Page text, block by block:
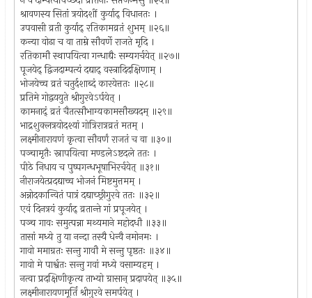
श्रावणस्य सितां त्रयोदशीं कुर्याद् विधानतः ।
उपवासी व्रती कुर्याद् रतिकामव्रतं शुभम् ॥२६॥
कन्या वोढा च वा ताम्रे सौवर्णे राजते मृदि ।
रतिकामौ स्थापयित्वा गन्धाद्यैः सम्यगर्चयेत् ॥२७॥
पूजयेद् द्विजदाम्पत्यं दद्याद् वस्त्रादिदक्षिणाम् ।
भोजयेच्च व्रतं चतुर्दशाब्दं कारयेत्ततः ॥२८॥
प्रतिमे गोद्वययुते श्रीगुरवेऽर्पयेत् ।
कामनाद्ं व्रतं चैतत्सौभाग्यकामसौख्यदम् ॥२९॥
भाद्रशुक्लत्रयोदश्यां गोत्रिरात्रव्रतं मतम् ।
लक्ष्मीनारायणं कृत्वा सौवर्णं राजतं च वा ॥३०॥
पञ्चामृतैः स्नापयित्वा मण्डलेऽष्टदले ततः ।
पीठे निधाय च पुष्पगन्धभूषाभिरर्चयेत् ॥३१॥
नीराजयेत्प्रदद्याच्च भोजनं मिष्टमुत्तमम् ।
अन्नोदकान्वितं पात्रं दद्याच्छ्रीगुरवे ततः ॥३२॥
एवं दिनत्रयं कुर्याद् व्रतान्ते गां प्रपूजयेत् ।
पञ्च गावः समुत्पन्ना मथ्यमाने महोदधौ ॥३३॥
तासां मध्ये तु या नन्दा तस्यै धेन्वै नमोनमः ।
गावो ममाग्रतः सन्तु गावौ मे सन्तु पृष्ठतः ॥३४॥
गावो मे पार्श्वतः सन्तु गवां मध्ये वसाम्यहम् ।
नत्वा प्रदक्षिणीकृत्य ताभ्यो ग्रासान् प्रदापयेत् ॥३५॥
लक्ष्मीनारायणमूर्तिं श्रीगुरवे समर्पयेत् ।